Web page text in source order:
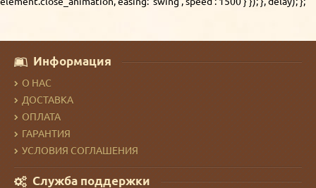
Информация
О НАС
ДОСТАВКА
ОПЛАТА
ГАРАНТИЯ
УСЛОВИЯ СОГЛАШЕНИЯ
Служба поддержки